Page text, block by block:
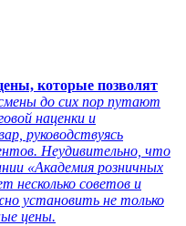
которые позволят
до сих пор путают
наценки и
руководствуясь
Неудивительно, что
«Академия розничных
несколько советов и
установить не только
цены.